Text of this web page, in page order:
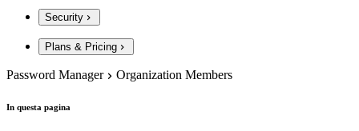
Security
Plans & Pricing
Password Manager Organization Members
In questa pagina